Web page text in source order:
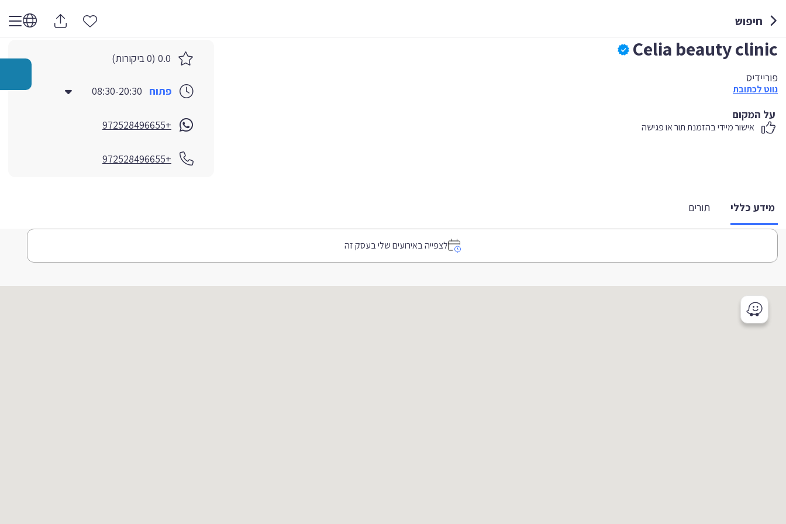
חיפוש
Celia beauty clinic
פוריידיס
נווט לכתובת
על המקום
אישור מיידי בהזמנת תור או פגישה
0.0 (0 ביקורות)
פתוח 08:30-20:30
+972528496655
+972528496655
מידע כללי תורים
לצפייה באירועים שלי בעסק זה